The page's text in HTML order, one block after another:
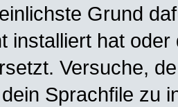
Grund
installiert hat
Versuche,
Sprachfile zu